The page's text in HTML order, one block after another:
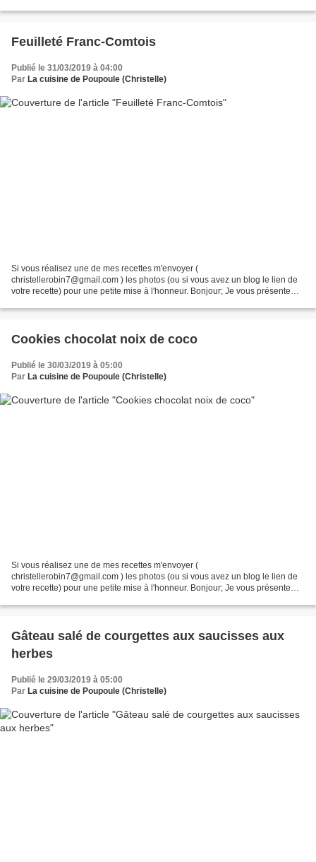
Feuilleté Franc-Comtois
Publié le 31/03/2019 à 04:00
Par La cuisine de Poupoule (Christelle)
Si vous réalisez une de mes recettes m'envoyer (
christellerobin7@gmail.com ) les photos (ou si vous avez un blog le lien de
votre recette) pour une petite mise à l'honneur. Bonjour; Je vous présente
Cookies chocolat noix de coco
Publié le 30/03/2019 à 05:00
Par La cuisine de Poupoule (Christelle)
Si vous réalisez une de mes recettes m'envoyer (
christellerobin7@gmail.com ) les photos (ou si vous avez un blog le lien de
votre recette) pour une petite mise à l'honneur. Bonjour; Je vous présente
Gâteau salé de courgettes aux saucisses aux
herbes
Publié le 29/03/2019 à 05:00
Par La cuisine de Poupoule (Christelle)